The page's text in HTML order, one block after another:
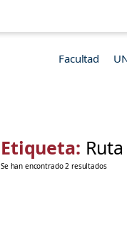
Facultad
Etiqueta: Ruta
Se han encontrado 2 resultados